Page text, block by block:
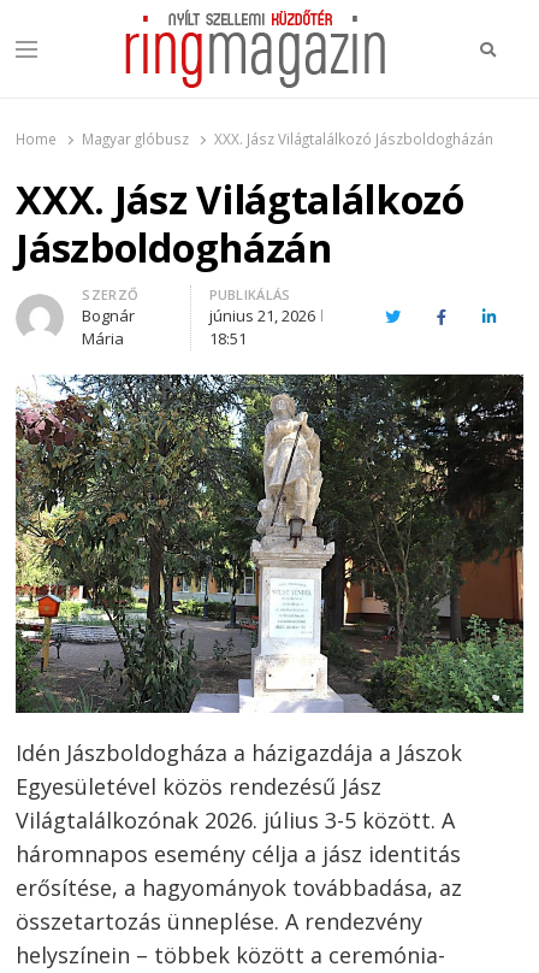
Menu
Home Magyar glóbusz XXX. Jász Világtalálkozó Jászboldogházán
XXX. Jász Világtalálkozó
Jászboldogházán
Author
SZERZŐ
Bognár
Mária
PUBLIKÁLÁS
június 21, 2026
18:51
TwitterFacebook
Idén Jászboldogháza a házigazdája a Jászok
Egyesületével közös rendezésű Jász
Világtalálkozónak 2026. július 3-5 között. A
háromnapos esemény célja a jász identitás
erősítése, a hagyományok továbbadása, az
összetartozás ünneplése. A rendezvény
helyszínein – többek között a ceremónia-